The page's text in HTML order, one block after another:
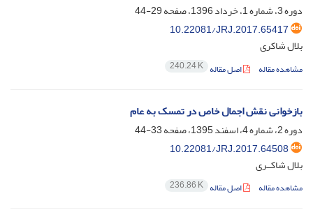
دوره 3، شماره 1، خرداد 1396، صفحه
29-44
10.22081/JRJ.2017.65417
بلال شاکری
مشاهده مقاله اصل مقاله 240.24 K
بازخوانی نقش اجمال خاص در تمسک به عام
دوره 2، شماره 4، اسفند 1395، صفحه
33-44
10.22081/JRJ.2017.64508
بلال شاکــری
مشاهده مقاله اصل مقاله 236.86 K